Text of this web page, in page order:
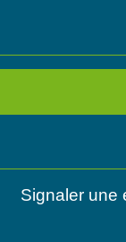
Signaler une